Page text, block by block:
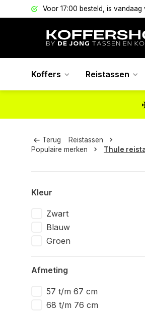
Voor 17:00 besteld, is
Koffers Reistassen
Terug
Reistassen
Populaire merken
Thule
Kleur
Zwart
Blauw
Groen
Afmeting
57 t/m 67 cm
68 t/m 76 cm